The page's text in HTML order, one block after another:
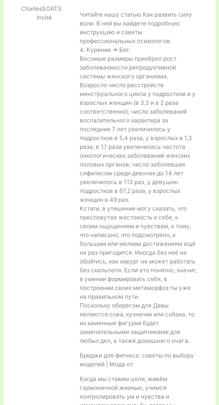
CharlesSOATS
Invité
Читайте нашу статью Как развить силу
воли. В ней вы найдете подробную
инструкцию и советы
профессиональных психологов.
4. Курение => Бег.
Весомые размеры приобрел рост
заболеваемости репродуктивной
системы женского организма.
Возросло число расстройств
менструального цикла у подростков и у
взрослых женщин (в 3,5 и в 2 раза
соответственно); число заболеваний
воспалительного характера за
последние 7 лет увеличилось у
подростков в 5,4 раза, у взрослых в 1,3
раза; в 1,1 раза увеличилась частота
онкологических заболеваний женских
половых органов; число заболевших
сифилисом среди девочек до 14 лет
увеличилось в 112 раз, у девушек-
подростков в 67,2 раза, у взрослых
женщин в 49 раз.
Кстати, в утешение могу сказать, что
пресловутая жестокость к себе, к
своим ощущениям и чувствам, к тому,
что написано, что подсмотрено, к
большим или мелким достижениям ещё
не раз пригодится. Иногда без неё не
обойтись, как хирург не может работать
без скальпеля. Если это понятно, значит,
в умении формировать себя, в
построении своих метаморфоз ты уже
на правильном пути.
Поскольку оберегом для Девы
являются сова, кузнечик или собака, то
их каменные фигурки будет
замечательными защитниками для
любых дел, а также домашнего очага.
Бриджи для фитнеса: советы по выбору
моделей | Мода от
Когда мы ставим цели, живём
гармоничной жизнью, учимся
контролировать ум и чувства и